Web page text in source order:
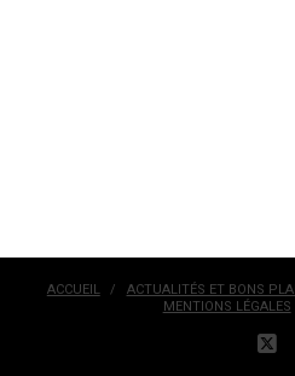
ACCUEIL
ACTUALITÉS ET BONS
MENTIONS LÉGALES